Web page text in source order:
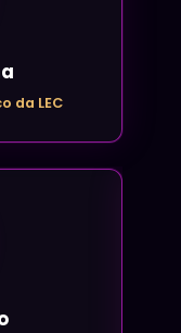
da LEC